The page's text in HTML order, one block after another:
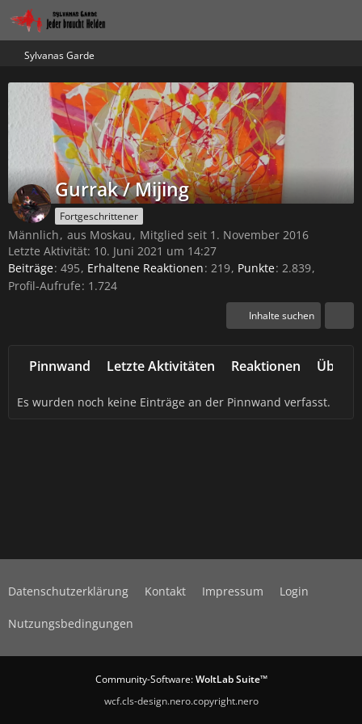
Sylvanas Garde
Gurrak / Mijing
Fortgeschrittener
Männlich aus Moskau
Mitglied seit 1. November 2016
Letzte Aktivität: 10. Juni 2021 um 14:27
Beiträge 495 Erhaltene Reaktionen 219 Punkte 2.839
Profil-Aufrufe 1.724
Inhalte suchen
Pinnwand Letzte Aktivitäten Reaktionen Über
Es wurden noch keine Einträge an der Pinnwand verfasst.
Datenschutzerklärung Kontakt Impressum Login
Nutzungsbedingungen
Community-Software:WoltLab Suite™
wcf.cls-design.nero.copyright.nero